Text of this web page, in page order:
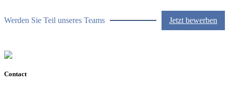
Werden Sie Teil unseres Teams Jetzt bewerben
Contact